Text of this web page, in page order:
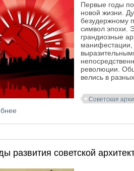
Первые годы
новой жизни.
безудержному
символ эпохи.
грандиозные
манифестации,
революции.
велись в
Советская
развития советской